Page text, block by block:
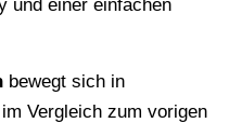
und einer einfachen
bewegt sich in
Vergleich zum vorigen